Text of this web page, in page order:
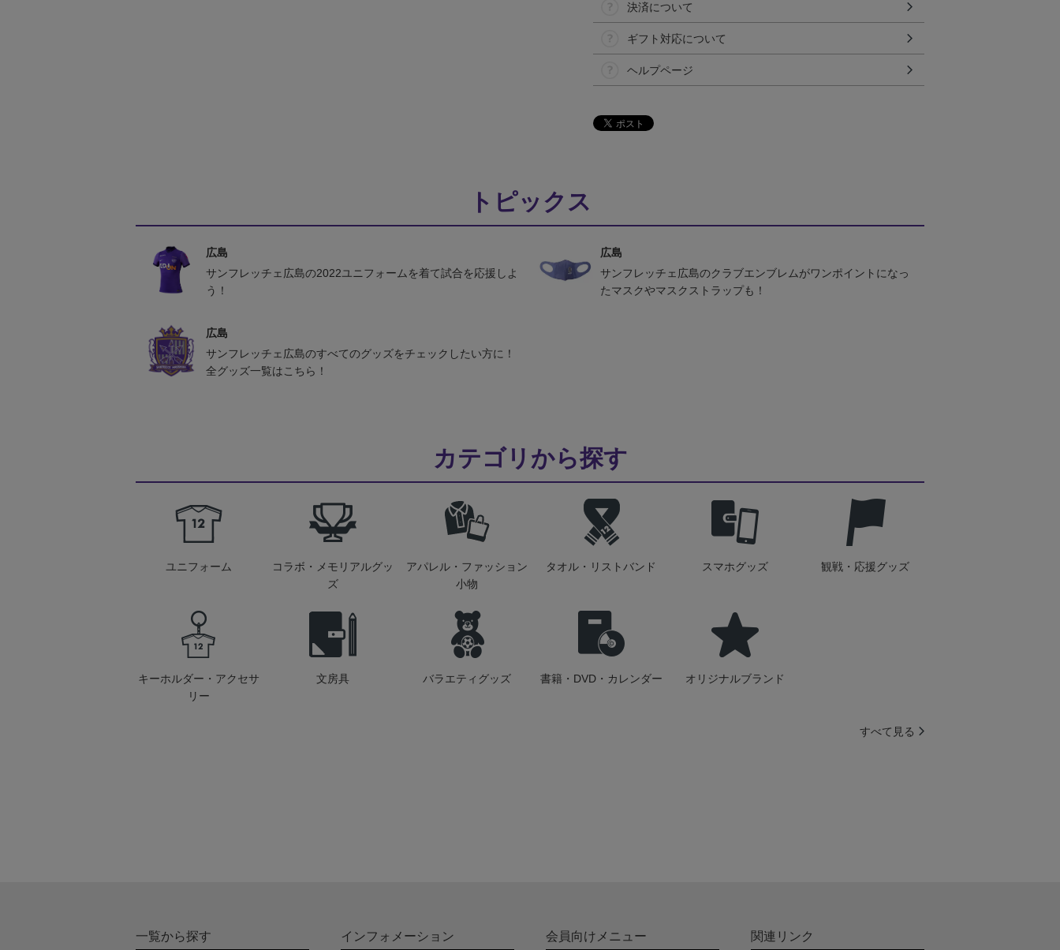
決済について
ギフト対応について
ヘルプページ
トピックス
広島
サンフレッチェ広島の2022ユニフォームを着て試合を応援しよ
う！
広島
サンフレッチェ広島のクラブエンブレムがワンポイントになっ
たマスクやマスクストラップも！
広島
サンフレッチェ広島のすべてのグッズをチェックしたい方に！
全グッズ一覧はこちら！
カテゴリから探す
ユニフォーム
コラボ・メモリアルグッ
ズ
アパレル・ファッション
小物
タオル・リストバンド スマホグッズ 観戦・応援グッズ
キーホルダー・アクセサ
リー
文房具 バラエティグッズ 書籍・DVD・カレンダー オリジナルブランド
すべて見る
一覧から探す インフォメーション 会員向けメニュー 関連リンク